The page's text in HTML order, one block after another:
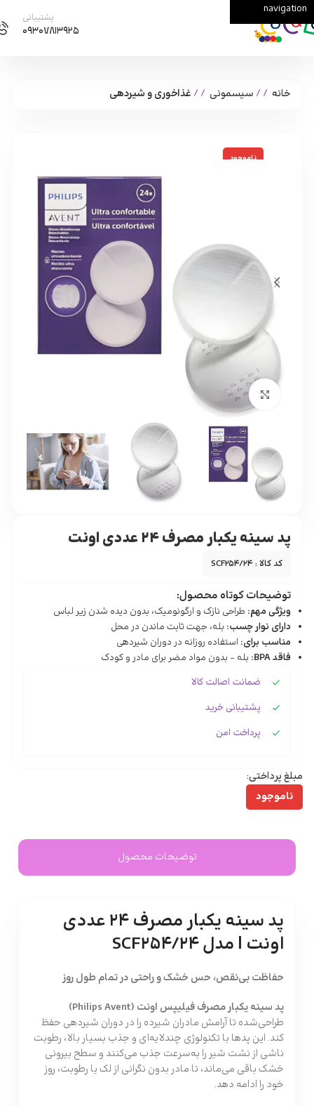
navigation
Skip to main content پشتیبانی
۰۹۳۰۷۸۱۳۹۲۵
خانه / سیسمونی / غذاخوری و شیردهی
برای بزرگنمایی کلیک کنید
پد سینه یکبار مصرف ۲۴ عددی اونت
کد کالا : SCF254/24
توضیحات کوتاه محصول:
ویژگی مهم: طراحی نازک و ارگونومیک، بدون دیده شدن زیر لباس
دارای نوار چسب: بله، جهت ثابت ماندن در محل
مناسب برای: استفاده روزانه در دوران شیردهی
فاقد BPA:
بله – بدون مواد مضر برای مادر و کودک
ضمانت اصالت کالا
پشتیبانی خرید
پرداخت امن
مبلغ پرداختی:
توضیحات محصول
پد سینه یکبار مصرف ۲۴ عددی
اونت | مدل SCF254/۲۴
حفاظت بی‌نقص، حس خشک و راحتی در تمام طول روز
پد سینه یکبار مصرف فیلیپس اونت (Philips Avent)
طراحی‌شده تا آرامش مادران شیرده را در دوران شیردهی حفظ
کند. این پدها با تکنولوژی چندلایه‌ای و جذب بسیار بالا، رطوبت
ناشی از نشت شیر را به‌سرعت جذب می‌کنند و سطح بیرونی
خشک باقی می‌ماند، تا مادر بدون نگرانی از لک یا رطوبت، روز
خود را ادامه دهد.